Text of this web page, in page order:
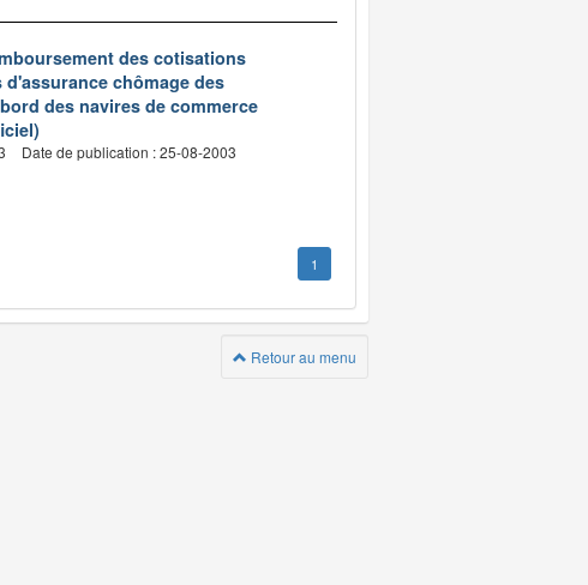
des cotisations
chômage des
des navires de commerce
Date de publication : 25-08-2003
1
Retour au menu